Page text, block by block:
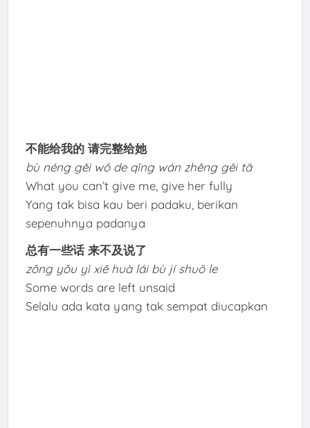
不能给我的 请完整给她
bù néng gěi wǒ de qǐng wán zhěng gěi tā
What you can’t give me, give her fully
Yang tak bisa kau beri padaku, berikan
sepenuhnya padanya
总有一些话 来不及说了
zǒng yǒu yì xiē huà lái bù jí shuō le
Some words are left unsaid
Selalu ada kata yang tak sempat diucapkan